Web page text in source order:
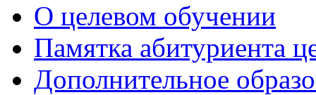
О целевом обучении
Памятка абитуриента
Дополнительное